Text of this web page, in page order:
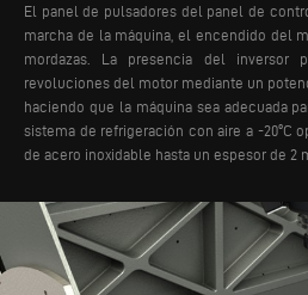
El panel de pulsadores del panel de
marcha de la máquina, el encendido del
mordazas. La presencia del inversor
revoluciones del motor mediante un
haciendo que la máquina sea adecuada
sistema de refrigeración con aire a -20ºC
de acero inoxidable hasta un espesor de 2